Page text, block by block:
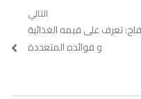
التالي
تعرف على قيمه الغذائية
و فوائده المتعددة